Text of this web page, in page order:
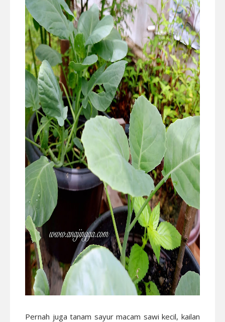
Pernah juga tanam sayur macam sawi kecil, kailan